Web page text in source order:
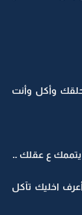
وأكل وأنت
يتممك ع عقلك ..
اخليك تآكل